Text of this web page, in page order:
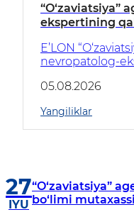
“O‘zaviatsiya”
ekspertining
E’LON
nevropatolog-
ish kuni soat
o‘zgargan
ravishda xabar
05.08.2026
Yangiliklar
27
IYU
“O‘zaviatsiya”
bo‘limi